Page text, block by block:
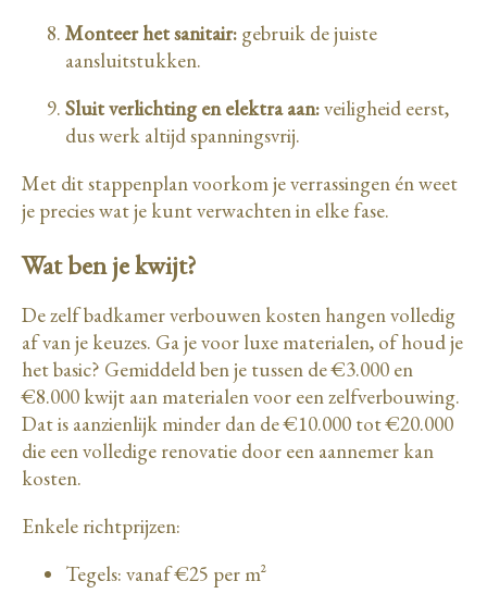
Monteer het sanitair: gebruik de juiste
aansluitstukken.
Sluit verlichting en elektra aan:veiligheid eerst,
dus werk altijd spanningsvrij.
Met dit stappenplan voorkom je verrassingen én weet
je precies wat je kunt verwachten in elke fase.
Wat ben je kwijt?
De zelf badkamer verbouwen kosten hangen volledig
af van je keuzes. Ga je voor luxe materialen, of houd je
het basic? Gemiddeld ben je tussen de €3.000 en
€8.000 kwijt aan materialen voor een zelfverbouwing.
Dat is aanzienlijk minder dan de €10.000 tot €20.000
die een volledige renovatie door een aannemer kan
kosten.
Enkele richtprijzen:
Tegels: vanaf €25 per m²